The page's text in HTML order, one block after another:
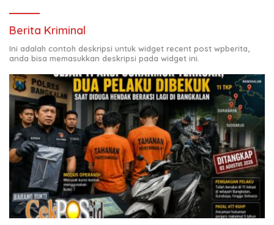
Berita Kriminal
Ini adalah contoh deskripsi untuk widget recent post wpberita,
anda bisa memasukkan deskripsi pada widget ini.